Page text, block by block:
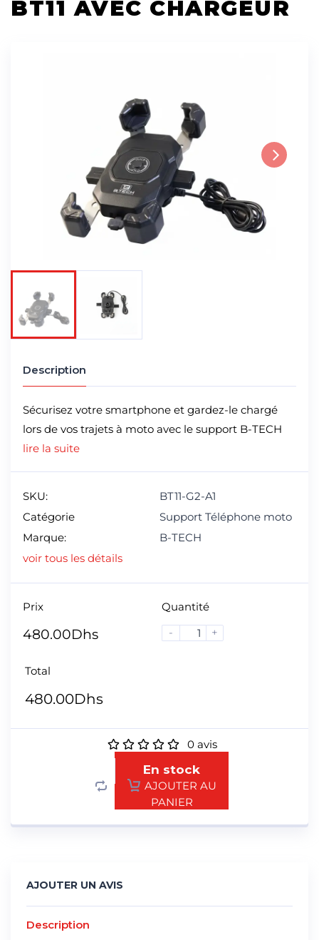
BT11 AVEC CHARGEUR
Description
Sécurisez votre smartphone et gardez-le chargé
lors de vos trajets à moto avec le support B-TECH
lire la suite
SKU:
BT11-G2-A1
Catégorie
Support Téléphone moto
Marque:
B-TECH
voir tous les détails
Prix
480.00Dhs
Quantité
-
+
Total
480.00Dhs
0avis
En stock
AJOUTER AU
PANIER
AJOUTER UN AVIS
Description